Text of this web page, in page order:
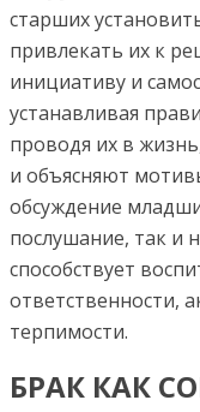
старших
привлекать их к
инициативу и
устанавливая
проводя их в
и объясняют
обсуждение
послушание, так и
способствует
ответственности,
терпимости.
БРАК КАК